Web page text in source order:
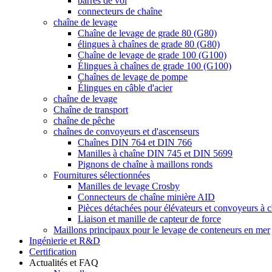
connecteurs de chaîne
chaîne de levage
Chaîne de levage de grade 80 (G80)
élingues à chaînes de grade 80 (G80)
Chaîne de levage de grade 100 (G100)
Élingues à chaînes de grade 100 (G100)
Chaînes de levage de pompe
Élingues en câble d'acier
chaîne de levage
Chaîne de transport
chaîne de pêche
chaînes de convoyeurs et d'ascenseurs
Chaînes DIN 764 et DIN 766
Manilles à chaîne DIN 745 et DIN 5699
Pignons de chaîne à maillons ronds
Fournitures sélectionnées
Manilles de levage Crosby
Connecteurs de chaîne minière AID
Pièces détachées pour élévateurs et convoyeurs à
Liaison et manille de capteur de force
Maillons principaux pour le levage de conteneurs en mer
Ingénierie et R&D
Certification
Actualités et FAQ